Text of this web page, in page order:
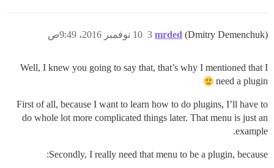
mrded (Dmitry Demenchuk) 10 نوفمبر 2016، 9:49ص 3
Well, I knew you going to say that, that’s why I mentioned that I
need a plugin
First of all, because I want to learn how to do plugins, I’ll have to
do whole lot more complicated things later. That menu is just an
example.
Secondly, I really need that menu to be a plugin, because: